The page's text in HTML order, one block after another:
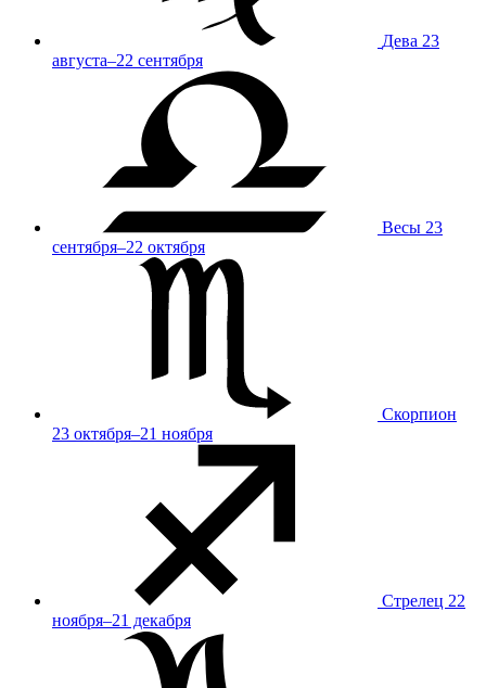
Дева 23
августа–22 сентября
Весы 23
сентября–22 октября
Скорпион
23 октября–21 ноября
Стрелец 22
ноября–21 декабря